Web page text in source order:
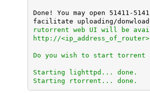
Configuring libncurses.
Configuring screen.
Configuring lighttpd-mod-
Configuring lighttpd-mod-
Configuring lighttpd-mod-auth.
Done! You may open 51411-
facilitate uploading/
rutorrent web UI will be
http://
Do you wish to start
Starting lighttpd... done.
Starting rtorrent... done.